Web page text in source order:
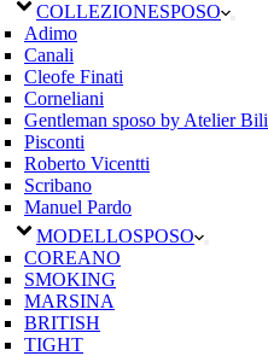
COLLEZIONESPOSO
Adimo
Canali
Cleofe Finati
Corneliani
Gentleman sposo by Atelier Bili
Pisconti
Roberto Vicentti
Scribano
Manuel Pardo
MODELLOSPOSO
COREANO
SMOKING
MARSINA
BRITISH
TIGHT